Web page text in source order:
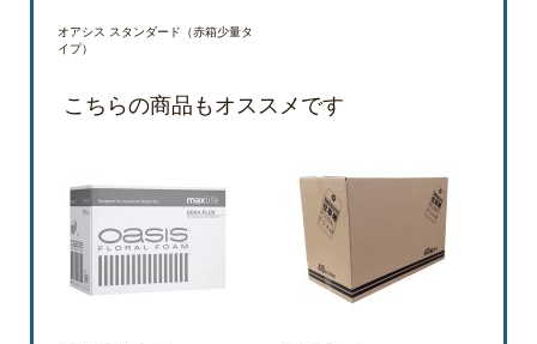
オアシス スタンダード（赤箱少量タ
イプ）
こちらの商品もオススメです